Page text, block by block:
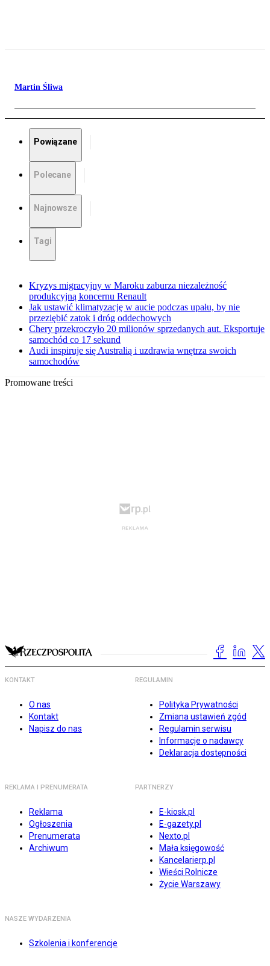
Martin Śliwa
Powiązane
Polecane
Najnowsze
Tagi
Kryzys migracyjny w Maroku zaburza niezależność
produkcyjną koncernu Renault
Jak ustawić klimatyzację w aucie podczas upału, by nie
przeziębić zatok i dróg oddechowych
Chery przekroczyło 20 milionów sprzedanych aut. Eksportuje
samochód co 17 sekund
Audi inspiruje się Australią i uzdrawia wnętrza swoich
samochodów
Promowane treści
KONTAKT
O nas
Kontakt
Napisz do nas
REGULAMIN
Polityka Prywatności
Zmiana ustawień zgód
Regulamin serwisu
Informacje o nadawcy
Deklaracja dostępności
REKLAMA I PRENUMERATA
Reklama
Ogłoszenia
Prenumerata
Archiwum
PARTNERZY
E-kiosk.pl
E-gazety.pl
Nexto.pl
Mała księgowość
Kancelarierp.pl
Wieści Rolnicze
Życie Warszawy
NASZE WYDARZENIA
Szkolenia i konferencje